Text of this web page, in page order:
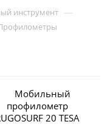
инструмент —